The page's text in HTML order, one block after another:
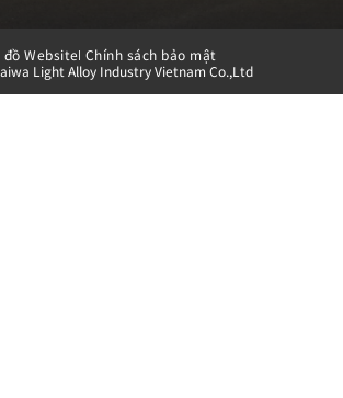
đồ Website Chính sách bảo mật
Light Alloy Industry Vietnam Co.,Ltd